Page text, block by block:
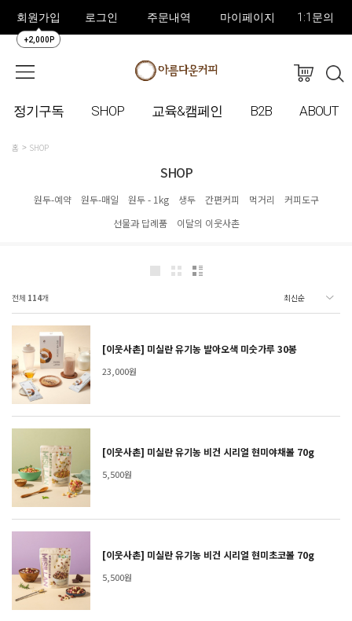
회원가입
+2,000P
로그인 주문내역 마이페이지 1:1문의
정기구독 SHOP 교육&캠페인 B2B ABOUT
홈 SHOP
SHOP
원두-예약 원두-매일 원두 - 1kg 생두 간편커피 먹거리
커피도구
선물과 답례품
이달의 이웃사촌
전체 114개
[이웃사촌] 미실란 유기농 발아오색 미숫가루 30봉
23,000원
[이웃사촌] 미실란 유기농 비건 시리얼 현미야채볼 70g
5,500원
[이웃사촌] 미실란 유기농 비건 시리얼 현미초코볼 70g
5,500원